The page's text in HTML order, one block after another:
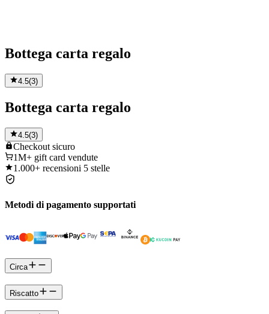
Bottega carta regalo
4.5(3)
Bottega carta regalo
4.5(3)
Checkout sicuro
1M+ gift card vendute
1.000+ recensioni 5 stelle
Metodi di pagamento supportati
Circa
Riscatto